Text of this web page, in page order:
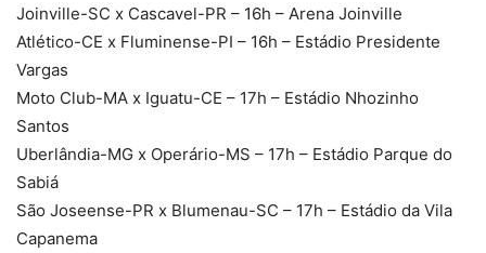
Joinville-SC x Cascavel-PR – 16h – Arena Joinville
Atlético-CE x Fluminense-PI – 16h – Estádio Presidente
Vargas
Moto Club-MA x Iguatu-CE – 17h – Estádio Nhozinho
Santos
Uberlândia-MG x Operário-MS – 17h – Estádio Parque do
Sabiá
São Joseense-PR x Blumenau-SC – 17h – Estádio da Vila
Capanema